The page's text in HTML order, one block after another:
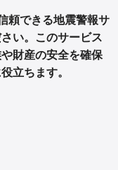
頼できる地震警報サ
い。このサービス
財産の安全を確保
立ちます。